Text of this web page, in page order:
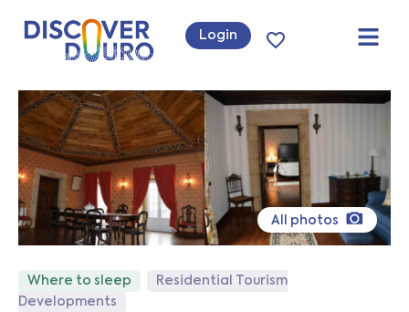
Login
All photos
Where to sleep
Residential Tourism
Developments